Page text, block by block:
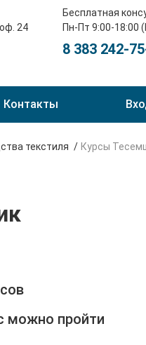
24
Бесплатная
Пн-Пт 9:00-18:00
8 383 242-
Контакты
текстиля Курсы
можно пройти